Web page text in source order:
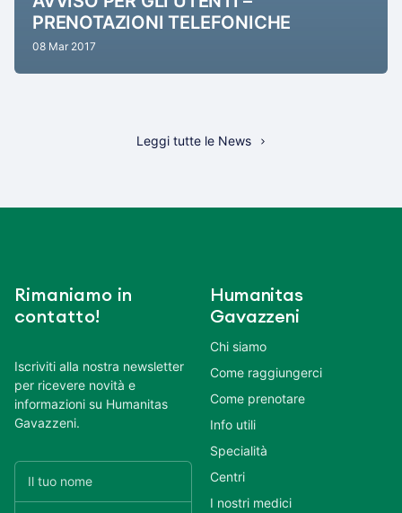
PRENOTAZIONI TELEFONICHE
08 Mar 2017
Leggi tutte le News
Rimaniamo in
contatto!
Iscriviti alla nostra newsletter
per ricevere novità e
informazioni su Humanitas
Gavazzeni.
Humanitas
Gavazzeni
Chi siamo
Come raggiungerci
Come prenotare
Info utili
Specialità
Centri
I nostri medici